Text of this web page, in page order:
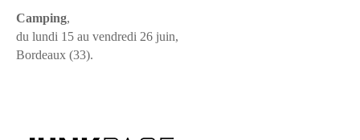
Camping,
du lundi 15 au vendredi 26 juin,
Bordeaux (33).